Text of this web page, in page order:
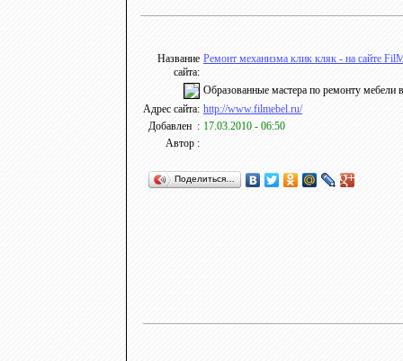
Название
сайта:
Ремонт механизма клик кляк - на сайте
Образованные мастера по ремонту мебели
Адрес сайта: http://www.filmebel.ru/
Добавлен : 17.03.2010 - 06:50
Автор :
Поделиться…